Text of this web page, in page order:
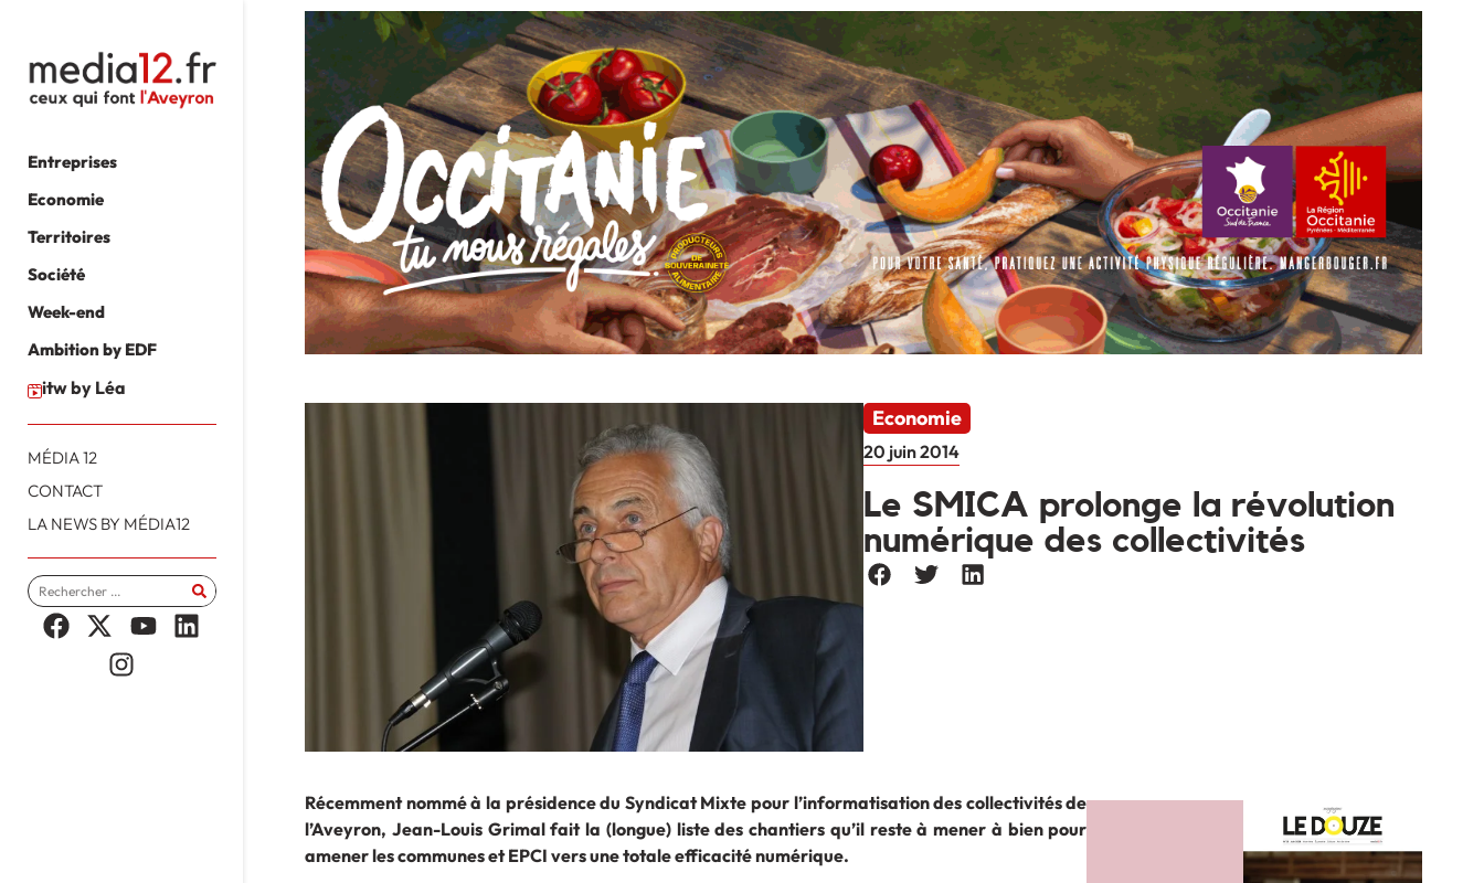
Entreprises
Economie
Territoires
Société
Week-end
Ambition by EDF
itw by Léa
MÉDIA 12
CONTACT
LA NEWS BY MÉDIA12
Economie
20 juin 2014
Le SMICA prolonge la révolution
numérique des collectivités
Récemment nommé à la présidence du Syndicat Mixte pour l’informatisation des collectivités de
l’Aveyron, Jean-Louis Grimal fait la (longue) liste des chantiers qu’il reste à mener à bien pour
amener les communes et EPCI vers une totale efficacité numérique.